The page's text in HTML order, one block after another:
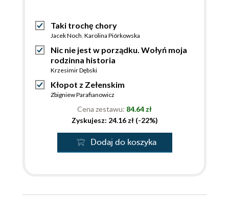
Taki trochę chory
Jacek Noch Karolina Piórkowska
Nic nie jest w porządku. Wołyń moja
rodzinna historia
Krzesimir Dębski
Kłopot z Zełenskim
Zbigniew Parafianowicz
Cena zestawu: 84.64 zł
Zyskujesz: 24.16 zł (-22%)
Dodaj do koszyka